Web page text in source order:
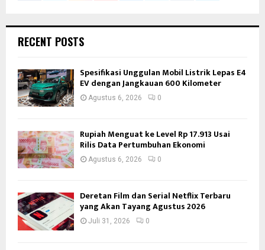
RECENT POSTS
Spesifikasi Unggulan Mobil Listrik Lepas E4
EV dengan Jangkauan 600 Kilometer
Agustus 6, 2026 0
Rupiah Menguat ke Level Rp 17.913 Usai
Rilis Data Pertumbuhan Ekonomi
Agustus 6, 2026 0
Deretan Film dan Serial Netflix Terbaru
yang Akan Tayang Agustus 2026
Juli 31, 2026 0